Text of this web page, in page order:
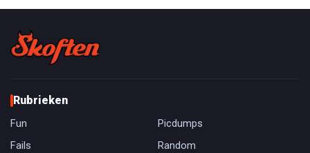
Rubrieken
Fun
Picdumps
Fails
Random